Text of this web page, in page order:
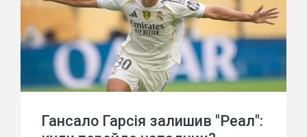
Гансало Гарсія залишив "Реал":